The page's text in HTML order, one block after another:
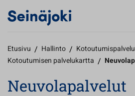
Etusivu / Hallinto /
Kotoutumisen palvelukartta /
Neuvolapalvelut